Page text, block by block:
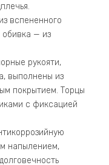
вспененного
обивка — из
рукояти,
выполнены из
покрытием. Торцы
с фиксацией
напылением,